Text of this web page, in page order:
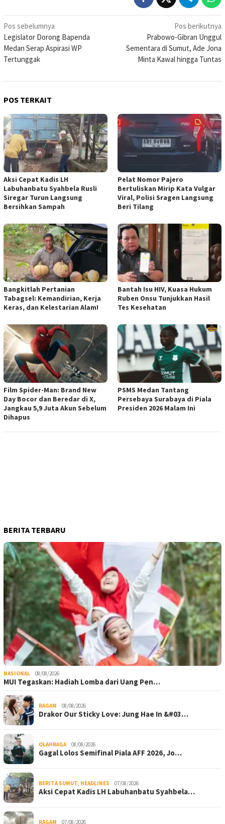
Navigasi
pos
Pos sebelumnya
Legislator Dorong Bapenda
Medan Serap Aspirasi WP
Tertunggak
Pos berikutnya
Prabowo-Gibran Unggul
Sementara di Sumut, Ade Jona
Minta Kawal hingga Tuntas
POS TERKAIT
Aksi Cepat Kadis LH
Labuhanbatu Syahbela Rusli
Siregar Turun Langsung
Bersihkan Sampah
Pelat Nomor Pajero
Bertuliskan Mirip Kata Vulgar
Viral, Polisi Sragen Langsung
Beri Tilang
Bangkitlah Pertanian
Tabagsel: Kemandirian, Kerja
Keras, dan Kelestarian Alam!
Bantah Isu HIV, Kuasa Hukum
Ruben Onsu Tunjukkan Hasil
Tes Kesehatan
Film Spider-Man: Brand New
Day Bocor dan Beredar di X,
Jangkau 5,9 Juta Akun Sebelum
Dihapus
PSMS Medan Tantang
Persebaya Surabaya di Piala
Presiden 2026 Malam Ini
BERITA TERBARU
NASIONAL 08/08/2026
MUI Tegaskan: Hadiah Lomba dari Uang Pen…
RAGAM 08/08/2026
Drakor Our Sticky Love: Jung Hae In &#03…
OLAHRAGA 08/08/2026
Gagal Lolos Semifinal Piala AFF 2026, Jo…
BERITA SUMUT, HEADLINES 07/08/2026
Aksi Cepat Kadis LH Labuhanbatu Syahbela…
RAGAM 07/08/2026